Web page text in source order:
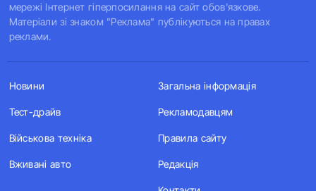
мережі Інтернет гіперпосилання на сайт обов'язкове.
Матеріали зі знаком "Реклама" публікуються на правах
реклами.
Новини
Тест-драйв
Військова техніка
Вживані авто
Загальна інформація
Рекламодавцям
Правила сайту
Редакція